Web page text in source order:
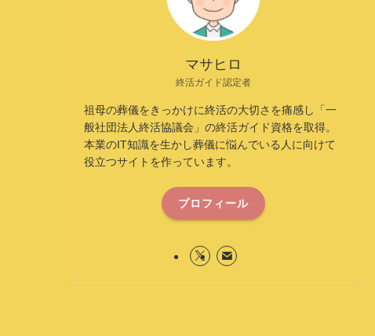
マサヒロ
終活ガイド認定者
祖母の葬儀をきっかけに終活の大切さを痛感し「一
般社団法人終活協議会」の終活ガイド資格を取得。
本業のIT知識を生かし葬儀に悩んでいる人に向けて
役立つサイトを作っています。
プロフィール